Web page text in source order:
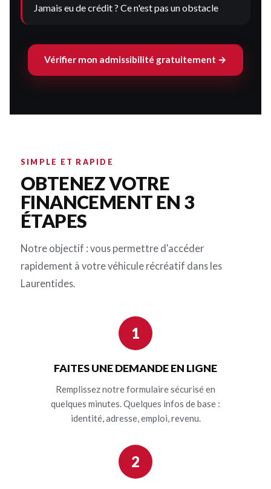
Jamais eu de crédit ? Ce n'est pas un obstacle
Vérifier mon admissibilité gratuitement →
SIMPLE ET RAPIDE
OBTENEZ VOTRE
FINANCEMENT EN 3
ÉTAPES
Notre objectif : vous permettre d'accéder
rapidement à votre véhicule récréatif dans les
Laurentides.
1
FAITES UNE DEMANDE EN LIGNE
Remplissez notre formulaire sécurisé en
quelques minutes. Quelques infos de base :
identité, adresse, emploi, revenu.
2